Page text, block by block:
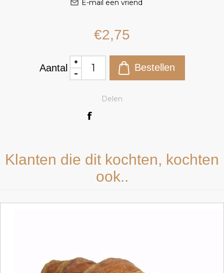
€2,75
Aantal
Delen
Klanten die dit kochten, kochten
ook..